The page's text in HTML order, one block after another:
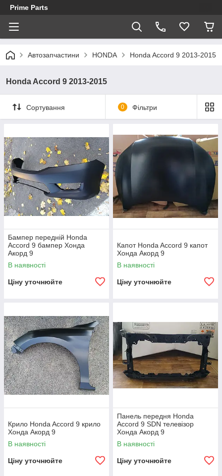
Prime Parts
Автозапчастини HONDA Honda Accord 9 2013-2015
Honda Accord 9 2013-2015
Сортування 0 Фільтри
Бампер передній Honda
Accord 9 бампер Хонда
Акорд 9
В наявності
Ціну уточнюйте
Капот Honda Accord 9 капот
Хонда Акорд 9
В наявності
Ціну уточнюйте
Крило Honda Accord 9 крило
Хонда Акорд 9
В наявності
Ціну уточнюйте
Панель передня Honda
Accord 9 SDN телевізор
Хонда Акорд 9
В наявності
Ціну уточнюйте